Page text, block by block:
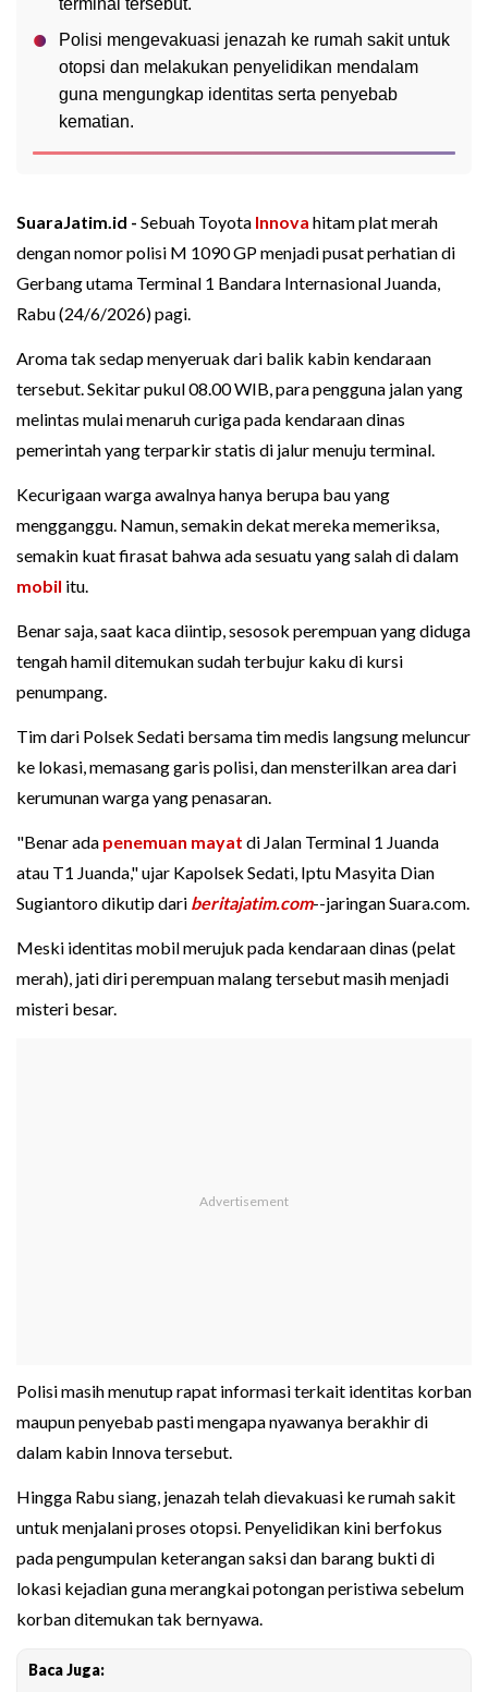
terminal tersebut.
Polisi mengevakuasi jenazah ke rumah sakit untuk
otopsi dan melakukan penyelidikan mendalam
guna mengungkap identitas serta penyebab
kematian.
SuaraJatim.id - Sebuah Toyota Innova hitam plat merah
dengan nomor polisi M 1090 GP menjadi pusat perhatian di
Gerbang utama Terminal 1 Bandara Internasional Juanda,
Rabu (24/6/2026) pagi.
Aroma tak sedap menyeruak dari balik kabin kendaraan
tersebut. Sekitar pukul 08.00 WIB, para pengguna jalan yang
melintas mulai menaruh curiga pada kendaraan dinas
pemerintah yang terparkir statis di jalur menuju terminal.
Kecurigaan warga awalnya hanya berupa bau yang
mengganggu. Namun, semakin dekat mereka memeriksa,
semakin kuat firasat bahwa ada sesuatu yang salah di dalam
mobil itu.
Benar saja, saat kaca diintip, sesosok perempuan yang diduga
tengah hamil ditemukan sudah terbujur kaku di kursi
penumpang.
Tim dari Polsek Sedati bersama tim medis langsung meluncur
ke lokasi, memasang garis polisi, dan mensterilkan area dari
kerumunan warga yang penasaran.
"Benar ada penemuan mayat di Jalan Terminal 1 Juanda
atau T1 Juanda," ujar Kapolsek Sedati, Iptu Masyita Dian
Sugiantoro dikutip dari beritajatim.com--jaringan Suara.com.
Meski identitas mobil merujuk pada kendaraan dinas (pelat
merah), jati diri perempuan malang tersebut masih menjadi
misteri besar.
Polisi masih menutup rapat informasi terkait identitas korban
maupun penyebab pasti mengapa nyawanya berakhir di
dalam kabin Innova tersebut.
Hingga Rabu siang, jenazah telah dievakuasi ke rumah sakit
untuk menjalani proses otopsi. Penyelidikan kini berfokus
pada pengumpulan keterangan saksi dan barang bukti di
lokasi kejadian guna merangkai potongan peristiwa sebelum
korban ditemukan tak bernyawa.
Baca Juga: